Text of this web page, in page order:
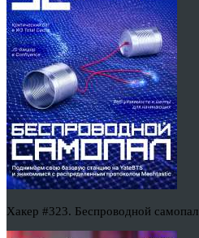
Хакер #323. Беспроводной самопал